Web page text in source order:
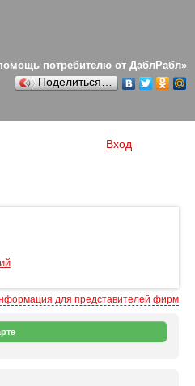
потребителю от ДаблРабл»
Поделиться…
Вход
для представителей фирм